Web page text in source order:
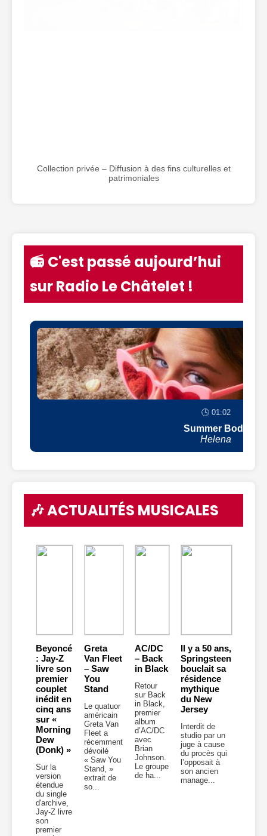
Collection privée – Diffusion à des fins culturelles et
patrimoniales
📻 C'est passé aujourd’hui
sur Radio Le Châtelet !
🕒 01:02
Summer Body
Helena
🎶 ACTUALITÉS MUSICALES
Beyoncé
: Jay-Z
livre son
premier
couplet
inédit en
cinq ans
sur «
Morning
Dew
(Donk) »
Sur la
version
étendue
du single
d'archive,
Jay-Z livre
son
premier
Greta
Van Fleet
– Saw
You
Stand
Le quatuor
américain
Greta Van
Fleet a
récemment
dévoilé
« Saw You
Stand, »
extrait de
so...
AC/DC
– Back
in Black
Retour
sur Back
in Black,
premier
album
d’AC/DC
avec
Brian
Johnson.
Le groupe
de ha...
Il y a 50 ans,
Springsteen
bouclait sa
résidence
mythique
du New
Jersey
Interdit de
studio par un
juge à cause
du procès qui
l’opposait à
son ancien
manage...